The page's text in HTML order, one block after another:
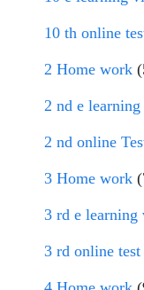
10 th online
2 Home work
2 nd e learning
2 nd online
3 Home work
3 rd e learning
3 rd online test